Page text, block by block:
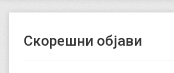
Скорешни објави